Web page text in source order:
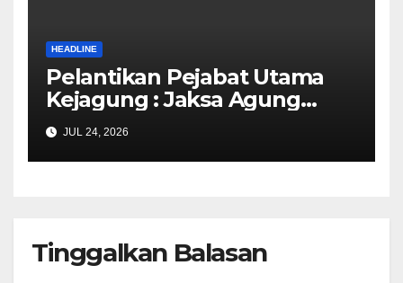
HEADLINE
Pelantikan Pejabat Utama
Kejagung : Jaksa Agung
Meminta Jampidsus Segera
Melakukan Konsolidasi
Internal, Mengembalikan
JUL 24, 2026
Tinggalkan Balasan